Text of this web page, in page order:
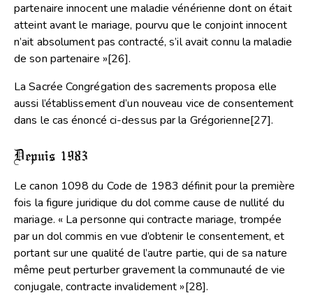
partenaire innocent une maladie vénérienne dont on était
atteint avant le mariage, pourvu que le conjoint innocent
n’ait absolument pas contracté, s’il avait connu la maladie
de son partenaire »[26].
La Sacrée Congrégation des sacrements proposa elle
aussi l’établissement d’un nouveau vice de consentement
dans le cas énoncé ci-dessus par la Grégorienne[27].
Depuis 1983
Le canon 1098 du Code de 1983 définit pour la première
fois la figure juridique du dol comme cause de nullité du
mariage. « La personne qui contracte mariage, trompée
par un dol commis en vue d’obtenir le consentement, et
portant sur une qualité de l’autre partie, qui de sa nature
même peut perturber gravement la communauté de vie
conjugale, contracte invalidement »[28].